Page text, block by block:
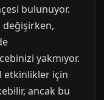
bulunuyor.
değişirken,
yakmıyor.
etkinlikler için
ancak bu